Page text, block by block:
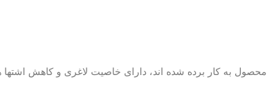
به کار برده شده اند، دارای خاصیت لاغری و کاهش اشتها